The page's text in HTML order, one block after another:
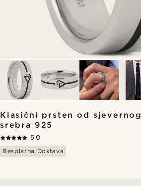
Klasični prsten od sjevernog
srebra 925
5.0
Besplatna Dostava